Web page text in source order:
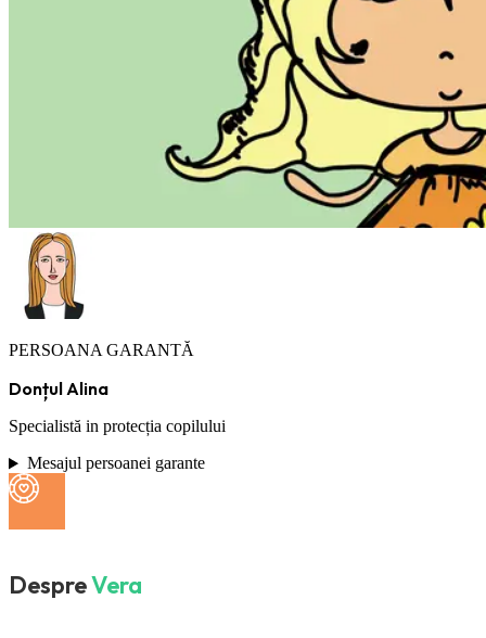
PERSOANA GARANTĂ
Donțul Alina
Specialistă in protecția copilului
Mesajul persoanei garante
DespreVera